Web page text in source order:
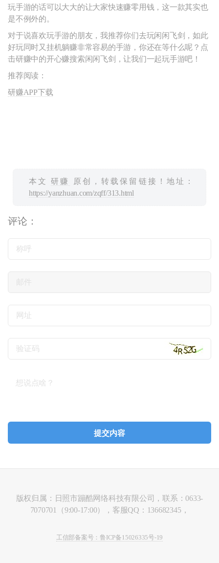
玩手游的话可以大大的让大家快速赚零用钱，这一款其实也
是不例外的。
对于说喜欢玩手游的朋友，我推荐你们去玩闲闲飞剑，如此
好玩同时又挂机躺赚非常容易的手游，你还在等什么呢？点
击研赚中的开心赚搜索闲闲飞剑，让我们一起玩手游吧！
推荐阅读：
研赚APP下载
本文研赚
原创，转载保留链接！地址：
https://yanzhuan.com/zqff/313.html
评论：
版权归属：日照市蹦酷网络科技有限公司，联系：0633-
7070701（9:00-17:00），客服QQ：136682345，
工信部备案号：鲁ICP备15026335号-19